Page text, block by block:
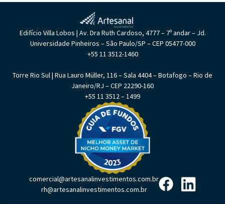
Edifício Villa Lobos | Av. Dra Ruth Cardoso, 4777 – 7º andar – Jd.
Universidade Pinheiros – São Paulo/SP – CEP 05477-000
+55 11 3512-1460
Torre Rio Sul | Rua Lauro Müller, 116 – Sala 4404 – Botafogo – Rio de
Janeiro/RJ – CEP 22290-160
+55 11 3512 – 1499
comercial@artesanalinvestimentos.com.br
rh@artesanalinvestimentos.com.br